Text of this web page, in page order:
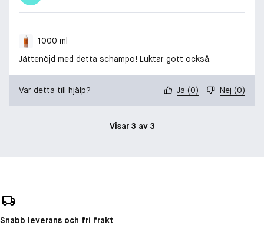
1000 ml
Jättenöjd med detta schampo! Luktar gott också.
Var detta till hjälp? Ja (0) Nej (0)
Visar 3 av 3
Snabb leverans och fri frakt